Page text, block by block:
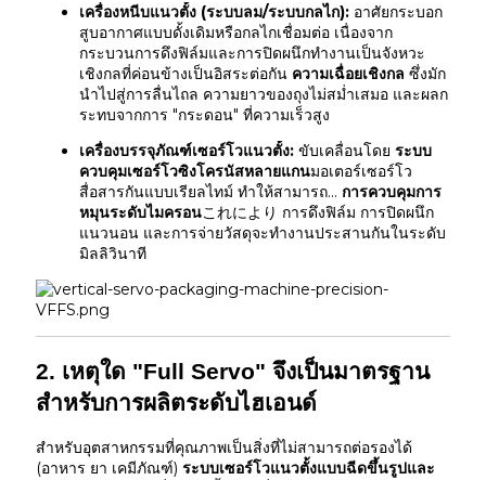
เครื่องหนีบแนวตั้ง (ระบบลม/ระบบกลไก): อาศัยกระบอก
สูบอากาศแบบดั้งเดิมหรือกลไกเชื่อมต่อ เนื่องจาก
กระบวนการดึงฟิล์มและการปิดผนึกทำงานเป็นจังหวะ
เชิงกลที่ค่อนข้างเป็นอิสระต่อกัน ความเฉื่อยเชิงกล ซึ่งมัก
นำไปสู่การลื่นไถล ความยาวของถุงไม่สม่ำเสมอ และผลก
ระทบจากการ "กระดอน" ที่ความเร็วสูง
เครื่องบรรจุภัณฑ์เซอร์โวแนวตั้ง: ขับเคลื่อนโดยระบบ
ควบคุมเซอร์โวซิงโครนัสหลายแกนมอเตอร์เซอร์โว
สื่อสารกันแบบเรียลไทม์ ทำให้สามารถ...การควบคุมการ
หมุนระดับไมครอนこれにより การดึงฟิล์ม การปิดผนึก
แนวนอน และการจ่ายวัสดุจะทำงานประสานกันในระดับ
มิลลิวินาที
2. เหตุใด "Full Servo" จึงเป็นมาตรฐาน
สำหรับการผลิตระดับไฮเอนด์
สำหรับอุตสาหกรรมที่คุณภาพเป็นสิ่งที่ไม่สามารถต่อรองได้
(อาหาร ยา เคมีภัณฑ์)ระบบเซอร์โวแนวตั้งแบบฉีดขึ้นรูปและ